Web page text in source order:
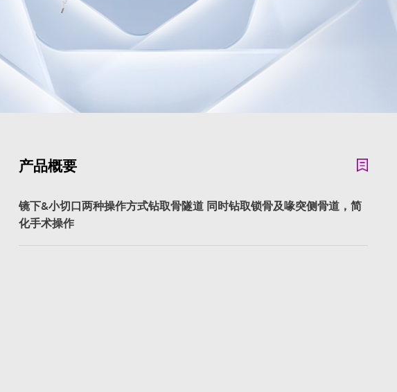
产品概要
镜下&小切口两种操作方式钻取骨隧道 同时钻取锁骨及喙突侧骨道，简
化手术操作